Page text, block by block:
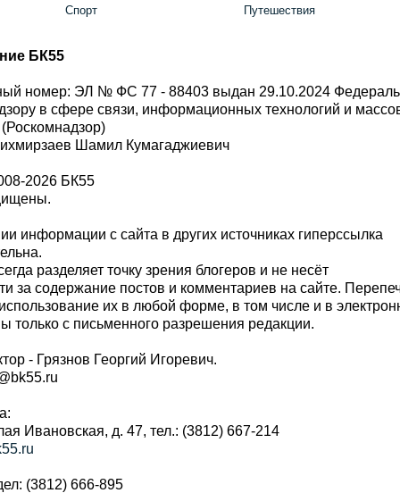
Спорт
Путешествия
БК55
номер: ЭЛ № ФС 77 - 88403 выдан 29.10.2024
в сфере связи, информационных технологий и
Шамил Кумагаджиевич
2026 БК55
информации с сайта в других источниках гиперссылка
разделяет точку зрения блогеров и не несёт
за содержание постов и комментариев на сайте.
их в любой форме, в том числе и в
с письменного разрешения редакции.
- Грязнов Георгий Игоревич.
Ивановская, д. 47, тел.: (3812) 667-214
(3812) 666-895